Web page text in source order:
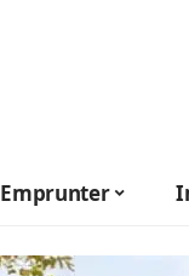
Emprunter